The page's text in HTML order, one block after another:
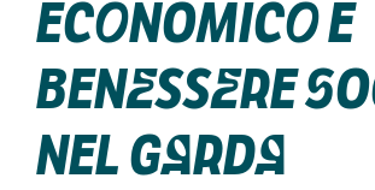
economico e
benessere
nel Garda